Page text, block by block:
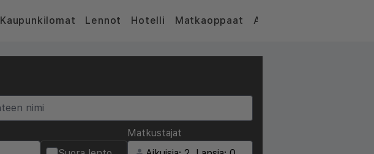
Kaupunkilomat Lennot Hotelli Matkaoppaat Artikkelit
Matkustajat